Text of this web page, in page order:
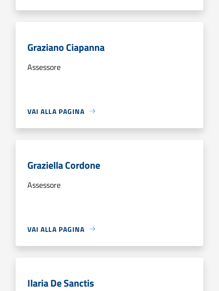
Graziano Ciapanna
Assessore
VAI ALLA PAGINA
Graziella Cordone
Assessore
VAI ALLA PAGINA
Ilaria De Sanctis